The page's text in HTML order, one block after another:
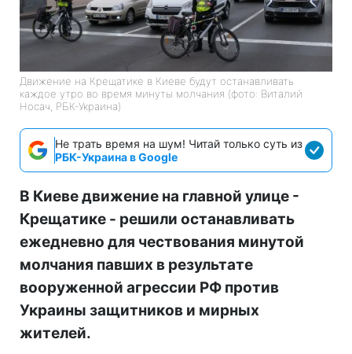
Движение на Крещатике в Киеве будут останавливать
каждое утро во время минуты молчания (фото: Виталий
Носач, РБК-Украина)
Не трать время на шум! Читай только суть из
РБК-Украина в Google
В Киеве движение на главной улице -
Крещатике - решили останавливать
ежедневно для чествования минутой
молчания павших в результате
вооруженной агрессии РФ против
Украины защитников и мирных
жителей.